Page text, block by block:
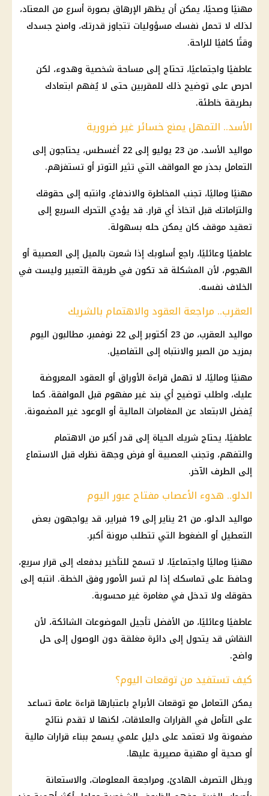
مهنيًا وصحيًا، يمكن أن يظهر الإرهاق بصورة أسرع من المعتاد،
لذلك لا تحمل نفسك مسؤوليات تتجاوز قدرتك، وامنح جسدك
وقتًا كافيًا للراحة.
عاطفيًا واجتماعيًا، تحتاج إلى مساحة شخصية وهدوء، لكن
احرص على توضيح ذلك للمقربين حتى لا يُفهم ابتعادك
بطريقة خاطئة.
الأسد.. التمهل يمنع خسائر غير ضرورية
مواليد الأسد، من 23 يوليو إلى 22 أغسطس، يحتاجون إلى
التعامل بحذر مع المواقف التي تثير التوتر أو تستفزهم.
مهنيًا وماليًا، تجنب المخاطرة والاندفاع، وانتبه إلى حقوقك
والتزاماتك قبل اتخاذ أي قرار. قد يؤدي التحرك السريع إلى
تعقيد موقف كان يمكن حله بسهولة.
عاطفيًا وعائليًا، راجع أسلوبك إذا شعرت بالميل إلى العصبية أو
الهجوم، لأن المشكلة قد تكون في طريقة التعبير وليست في
الخلاف نفسه.
العقرب.. مراجعة العقود والاهتمام بالشريك
مواليد العقرب، من 23 أكتوبر إلى 22 نوفمبر، مطالبون اليوم
بمزيد من الصبر والانتباه إلى التفاصيل.
مهنيًا وماليًا، لا تهمل قراءة الأوراق أو العقود المعروضة
عليك، واطلب توضيح أي بند غير مفهوم قبل الموافقة. كما
يُفضل الابتعاد عن المغامرات المالية أو الوعود غير المضمونة.
عاطفيًا، يحتاج شريك الحياة إلى قدر أكبر من الاهتمام
والتفهم، وتجنب العصبية أو فرض وجهة نظرك قبل الاستماع
إلى الطرف الآخر.
الدلو.. هدوء الأعصاب مفتاح عبور اليوم
مواليد الدلو، من 21 يناير إلى 19 فبراير، قد يواجهون بعض
التعطيل أو الضغوط التي تتطلب مرونة أكبر.
مهنيًا وماليًا واجتماعيًا، لا تسمح للتأخير بدفعك إلى قرار سريع،
وحافظ على تماسكك إذا لم تسر الأمور وفق الخطة. انتبه إلى
حقوقك ولا تدخل في مغامرة غير محسوبة.
عاطفيًا وعائليًا، من الأفضل تأجيل الموضوعات الشائكة، لأن
النقاش قد يتحول إلى دائرة مغلقة دون الوصول إلى حل
واضح.
كيف تستفيد من توقعات اليوم؟
يمكن التعامل مع توقعات الأبراج باعتبارها قراءة عامة تساعد
على التأمل في القرارات والعلاقات، لكنها لا تقدم نتائج
مضمونة ولا تعتمد على دليل علمي يسمح ببناء قرارات مالية
أو صحية أو مهنية مصيرية عليها.
ويظل التصرف الهادئ، ومراجعة المعلومات، والاستعانة